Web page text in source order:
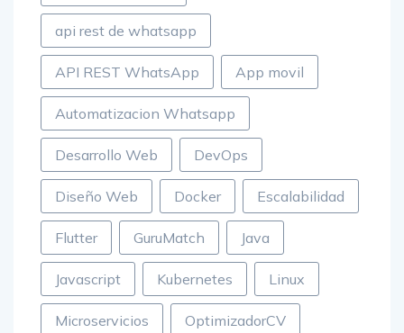
api rest de whatsapp
API REST WhatsApp App movil
Automatizacion Whatsapp
Desarrollo Web DevOps
Diseño Web Docker Escalabilidad
Flutter GuruMatch Java
Javascript Kubernetes Linux
Microservicios OptimizadorCV